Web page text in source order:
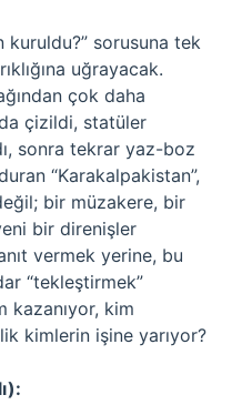
kuruldu?” sorusuna tek
uğrayacak.
çok daha
çizildi, statüler
sonra tekrar yaz-boz
“Karakalpakistan”,
bir müzakere, bir
bir direnişler
vermek yerine, bu
“tekleştirmek”
kazanıyor, kim
kimlerin işine yarıyor?